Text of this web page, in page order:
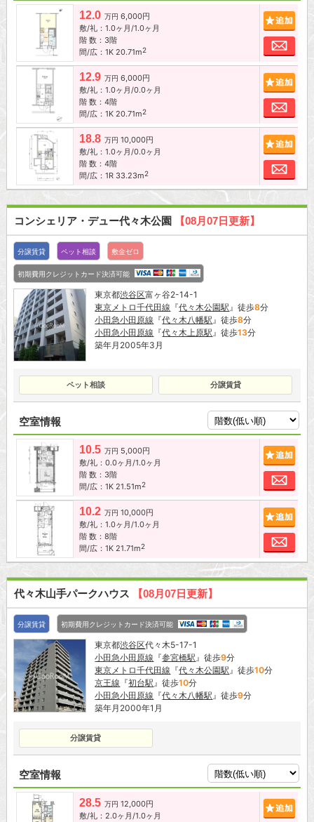
12.0 万円 6,000円
敷/礼：1.0ヶ月/1.0ヶ月
階 数：3階
間/広：1K 20.71m2
お
12.9 万円 6,000円
敷/礼：1.0ヶ月/0.0ヶ月
階 数：4階
間/広：1K 20.71m2
お
18.8 万円 10,000円
敷/礼：1.0ヶ月/0.0ヶ月
階 数：4階
間/広：1R 33.23m2
お
コンシェリア・デュー代々木公園 【08月07日更新】
分譲賃貸 ペット相談 敷金ゼロ
初期費用クレジットカード決済可能
東京都渋谷区富ヶ谷2-14-1
東京メトロ千代田線 『代々木公園駅 』徒歩8分
小田急小田原線 『代々木八幡駅 』徒歩8分
小田急小田原線 『代々木上原駅 』徒歩13分
築年月2005年3月
ペット相談 分譲賃貸
空室情報
10.5 万円 5,000円
敷/礼：0.0ヶ月/1.0ヶ月
階 数：3階
間/広：1K 21.51m2
お
10.2 万円 10,000円
敷/礼：1.0ヶ月/1.0ヶ月
階 数：8階
間/広：1K 21.71m2
お
代々木山手パークハウス 【08月07日更新】
分譲賃貸 初期費用クレジットカード決済可能
東京都渋谷区代々木5-17-1
小田急小田原線 『参宮橋駅』徒歩9分
東京メトロ千代田線 『代々木公園駅』徒歩10分
京王線 『初台駅』徒歩10分
小田急小田原線 『代々木八幡駅』徒歩9分
築年月2000年1月
分譲賃貸
空室情報
28.5 万円 12,000円
敷/礼：2.0ヶ月/1.0ヶ月